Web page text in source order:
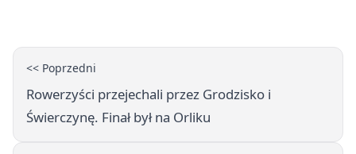
<< Poprzedni
Rowerzyści przejechali przez Grodzisko i
Świerczynę. Finał był na Orliku